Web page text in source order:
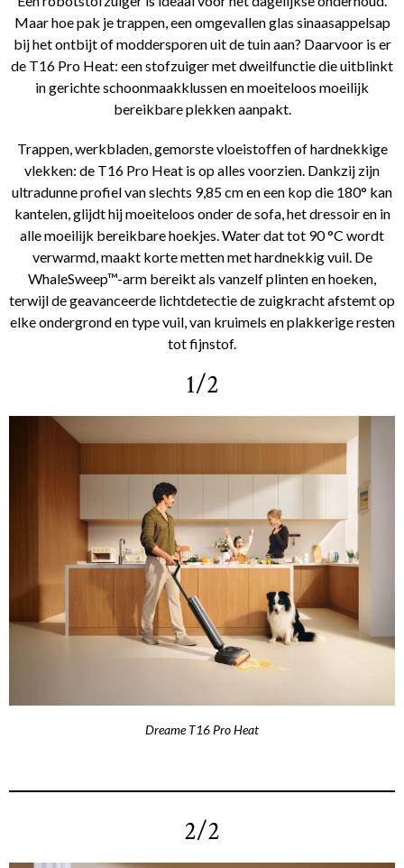
Maar hoe pak je trappen, een omgevallen glas sinaasappelsap
bij het ontbijt of moddersporen uit de tuin aan? Daarvoor is er
de T16 Pro Heat: een stofzuiger met dweilfunctie die uitblinkt
in gerichte schoonmaakklussen en moeiteloos moeilijk
bereikbare plekken aanpakt.
Trappen, werkbladen, gemorste vloeistoffen of hardnekkige
vlekken: de T16 Pro Heat is op alles voorzien. Dankzij zijn
ultradunne profiel van slechts 9,85 cm en een kop die 180° kan
kantelen, glijdt hij moeiteloos onder de sofa, het dressoir en in
alle moeilijk bereikbare hoekjes. Water dat tot 90 °C wordt
verwarmd, maakt korte metten met hardnekkig vuil. De
WhaleSweep™-arm bereikt als vanzelf plinten en hoeken,
terwijl de geavanceerde lichtdetectie de zuigkracht afstemt op
elke ondergrond en type vuil, van kruimels en plakkerige resten
tot fijnstof.
1/2
Dreame T16 Pro Heat
2/2